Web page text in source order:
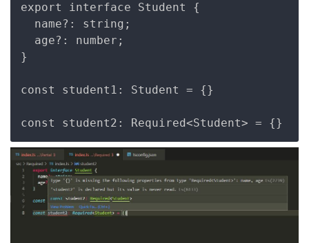
export interface Student {
  name?: string;
  age?: number;
}
const student1: Student = {}